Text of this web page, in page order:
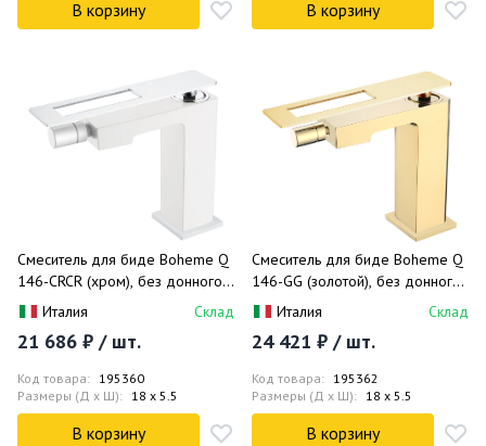
В корзину В корзину
Смеситель для биде Boheme Q
146-CRCR (хром), без донного
клапанаИталия Склад
21 686 ₽ / шт.
Код товара: 195360
Размеры (Д x Ш): 18 x 5.5
В корзину
Смеситель для биде Boheme Q
146-GG (золотой), без донного
клапанаИталия Склад
24 421 ₽ / шт.
Код товара: 195362
Размеры (Д x Ш): 18 x 5.5
В корзину